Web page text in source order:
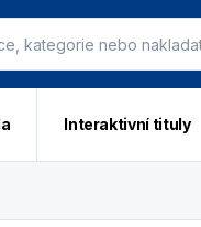
Interaktivní tituly